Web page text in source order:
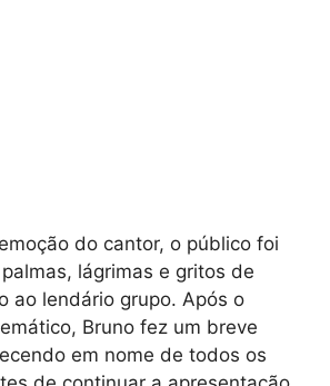
do cantor, o público foi
lágrimas e gritos de
ao lendário grupo. Após o
Bruno fez um breve
em nome de todos os